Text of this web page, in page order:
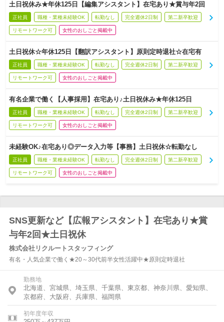
土日祝休み★年休125日【編集アシスタント】在宅あり★賞与年2回
正社員 職種・業種未経験OK 転勤なし 完全週休2日制 第二新卒歓迎
リモートワーク可 女性のおしごと掲載中
土日祝休☆年休125日【翻訳アシスタント】原則定時退社☆在宅有
正社員 職種・業種未経験OK 転勤なし 完全週休2日制 第二新卒歓迎
リモートワーク可 女性のおしごと掲載中
有名企業で働く【人事採用】在宅あり♪土日祝休み★年休125日
正社員 職種・業種未経験OK 転勤なし 完全週休2日制 第二新卒歓迎
リモートワーク可 女性のおしごと掲載中
未経験OK♪在宅あり◎データ入力等【事務】土日祝休☆転勤なし
正社員 職種・業種未経験OK 転勤なし 完全週休2日制 第二新卒歓迎
リモートワーク可 女性のおしごと掲載中
SNS更新など【広報アシスタント】在宅あり★賞
与年2回★土日祝休
株式会社リクルートスタッフィング
有名・人気企業で働く★20～30代前半女性活躍中★原則定時退社
勤務地
北海道、宮城県、埼玉県、千葉県、東京都、神奈川県、愛知県、
京都府、大阪府、兵庫県、福岡県
初年度年収